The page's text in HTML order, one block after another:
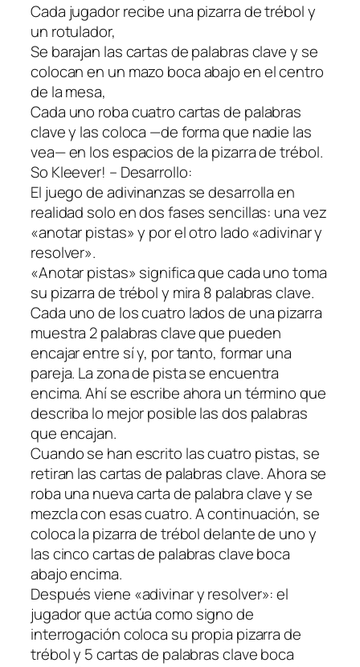
Cada jugador recibe una pizarra de trébol y
un rotulador,
Se barajan las cartas de palabras clave y se
colocan en un mazo boca abajo en el centro
de la mesa,
Cada uno roba cuatro cartas de palabras
clave y las coloca —de forma que nadie las
vea— en los espacios de la pizarra de trébol.
So Kleever! – Desarrollo:
El juego de adivinanzas se desarrolla en
realidad solo en dos fases sencillas: una vez
«anotar pistas» y por el otro lado «adivinar y
resolver».
«Anotar pistas» significa que cada uno toma
su pizarra de trébol y mira 8 palabras clave.
Cada uno de los cuatro lados de una pizarra
muestra 2 palabras clave que pueden
encajar entre sí y, por tanto, formar una
pareja. La zona de pista se encuentra
encima. Ahí se escribe ahora un término que
describa lo mejor posible las dos palabras
que encajan.
Cuando se han escrito las cuatro pistas, se
retiran las cartas de palabras clave. Ahora se
roba una nueva carta de palabra clave y se
mezcla con esas cuatro. A continuación, se
coloca la pizarra de trébol delante de uno y
las cinco cartas de palabras clave boca
abajo encima.
Después viene «adivinar y resolver»: el
jugador que actúa como signo de
interrogación coloca su propia pizarra de
trébol y 5 cartas de palabras clave boca